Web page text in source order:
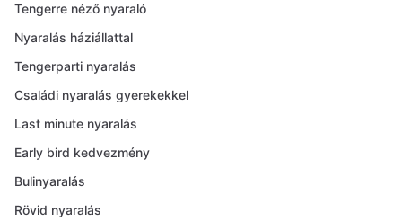
Tengerre néző nyaraló
Nyaralás háziállattal
Tengerparti nyaralás
Családi nyaralás gyerekekkel
Last minute nyaralás
Early bird kedvezmény
Bulinyaralás
Rövid nyaralás